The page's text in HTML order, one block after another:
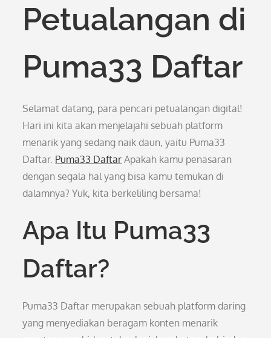
Petualangan di
Puma33 Daftar
Selamat datang, para pencari petualangan digital!
Hari ini kita akan menjelajahi sebuah platform
menarik yang sedang naik daun, yaitu Puma33
Daftar. Puma33 Daftar Apakah kamu penasaran
dengan segala hal yang bisa kamu temukan di
dalamnya? Yuk, kita berkeliling bersama!
Apa Itu Puma33
Daftar?
Puma33 Daftar merupakan sebuah platform daring
yang menyediakan beragam konten menarik